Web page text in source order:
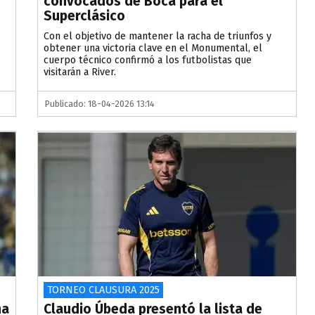
Superclásico
Con el objetivo de mantener la racha de triunfos y
obtener una victoria clave en el Monumental, el
cuerpo técnico confirmó a los futbolistas que
visitarán a River.
Publicado: 18-04-2026 13:14
TORNEO CLAUSURA 2025
Claudio Úbeda presentó la lista de